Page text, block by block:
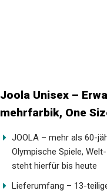
Joola Unisex –
JOOLA – mehr als 60-
der Olympische Spiele,
und steht hierfür bis